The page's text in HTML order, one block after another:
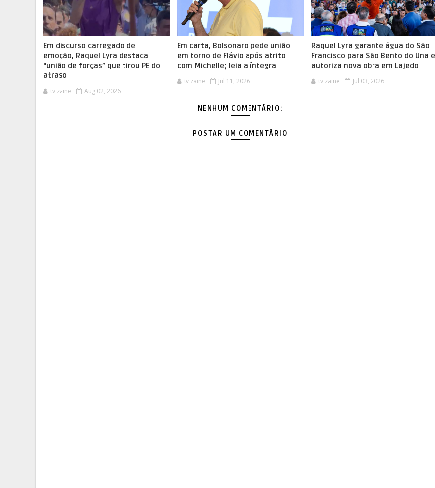
Em discurso carregado de
emoção, Raquel Lyra destaca
“união de forças” que tirou PE do
atraso
tv zaine Aug 02, 2026
Em carta, Bolsonaro pede união
em torno de Flávio após atrito
com Michelle; leia a íntegra
tv zaine Jul 11, 2026
Raquel Lyra garante água do São
Francisco para São Bento do Una e
autoriza nova obra em Lajedo
tv zaine Jul 03, 2026
NENHUM COMENTÁRIO:
POSTAR UM COMENTÁRIO